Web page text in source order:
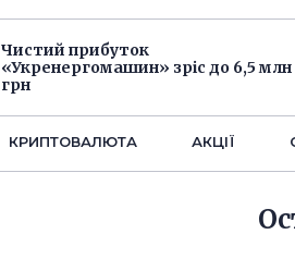
Чистий прибуток
«Укренергомашин» зріс до 6,5 млн
грн
КРИПТОВАЛЮТА АКЦІЇ